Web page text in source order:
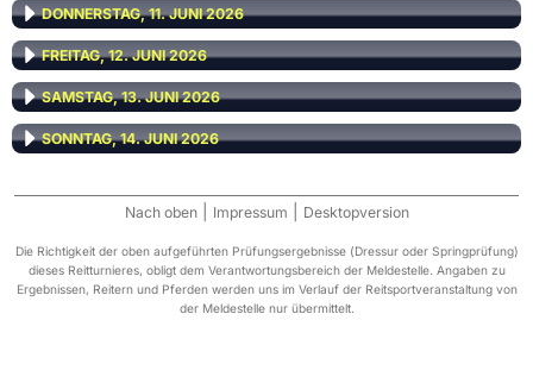
DONNERSTAG, 11. JUNI 2026
FREITAG, 12. JUNI 2026
SAMSTAG, 13. JUNI 2026
SONNTAG, 14. JUNI 2026
Nach oben Impressum Desktopversion
Die Richtigkeit der oben aufgeführten Prüfungsergebnisse (Dressur oder Springprüfung)
dieses Reitturnieres, obligt dem Verantwortungsbereich der Meldestelle. Angaben zu
Ergebnissen, Reitern und Pferden werden uns im Verlauf der Reitsportveranstaltung von
der Meldestelle nur übermittelt.